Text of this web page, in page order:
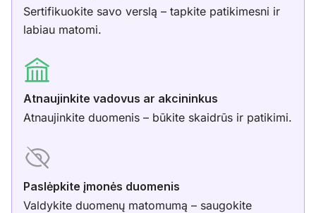
Sertifikuokite savo verslą – tapkite patikimesni ir
labiau matomi.
Atnaujinkite vadovus ar akcininkus
Atnaujinkite duomenis – būkite skaidrūs ir patikimi.
Paslėpkite įmonės duomenis
Valdykite duomenų matomumą – saugokite